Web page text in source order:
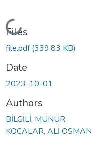
Loading...
Files
file.pdf(339.83 KB)
Date
2023-10-01
Authors
BİLGİLİ, MÜNÜR
KOCALAR, ALİ OSMAN